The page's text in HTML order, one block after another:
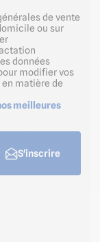
de vente
ou sur
données
modifier vos
matière de
meilleures
S'inscrire